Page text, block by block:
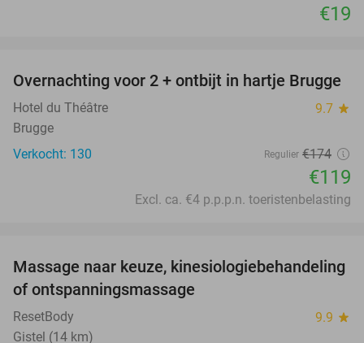
€19
32%
Overnachting voor 2 + ontbijt in hartje Brugge
Hotel du Théâtre 9.7 star
Brugge
Verkocht: 130
Regulier €174
€119
Excl. ca. €4 p.p.p.n. toeristenbelasting
50%
Massage naar keuze, kinesiologiebehandeling
of ontspanningsmassage
ResetBody 9.9 star
Gistel (14 km)